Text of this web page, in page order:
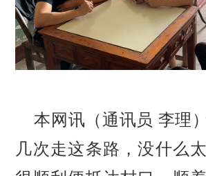
本网讯（通讯员 李理）
几次走这条路，没什么